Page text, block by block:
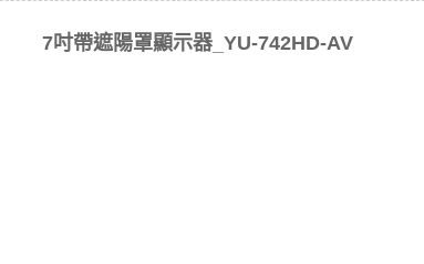
7吋帶遮陽罩顯示器_YU-742HD-AV